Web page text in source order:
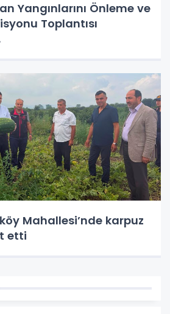
Yangınlarını Önleme ve
Toplantısı
Mahallesi’nde karpuz
etti